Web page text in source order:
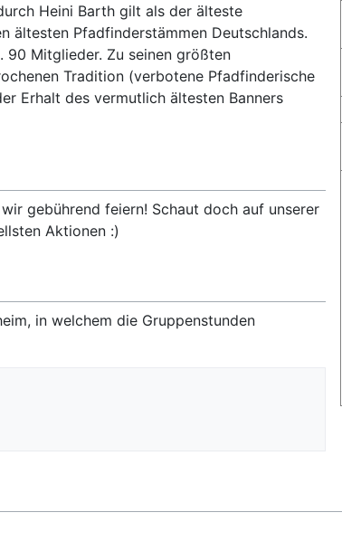
Heini Barth gilt als der älteste
ältesten Pfadfinderstämmen Deutschlands.
90 Mitglieder. Zu seinen größten
Tradition (verbotene Pfadfinderische
Erhalt des vermutlich ältesten Banners
gebührend feiern! Schaut doch auf unserer
Aktionen :)
in welchem die Gruppenstunden